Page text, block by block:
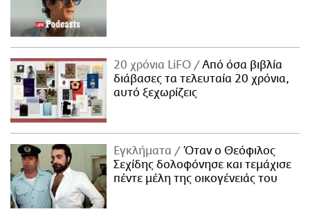
20 χρόνια LiFO
Από όσα βιβλία
διάβασες τα τελευταία 20 χρόνια,
αυτό ξεχωρίζεις
Εγκλήματα
Όταν ο Θεόφιλος
Σεχίδης δολοφόνησε και τεμάχισε
πέντε μέλη της οικογένειάς του